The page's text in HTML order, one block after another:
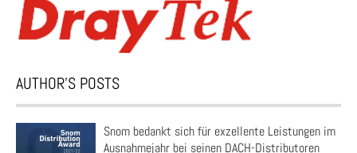
AUTHOR’S POSTS
Snom bedankt sich für exzellente Leistungen im
Ausnahmejahr bei seinen DACH-Distributoren